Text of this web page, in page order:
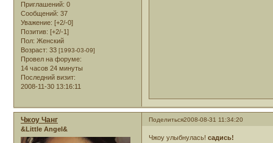
Приглашений: 0
Сообщений: 37
Уважение: [+2/-0]
Позитив: [+2/-1]
Пол: Женский
Возраст: 33 [1993-03-09]
Провел на форуме:
14 часов 24 минуты
Последний визит:
2008-11-30 13:16:11
Поделиться2008-08-31 11:34:20
Чжоу Чанг
&Little Angel&
Чжоу улыбнулась!садись!